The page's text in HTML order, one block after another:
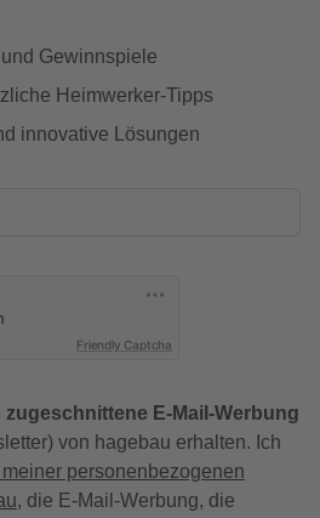
Gewinnspiele
Heimwerker-Tipps
innovative Lösungen
Friendly Captcha
zugeschnittene E-Mail-Werbung
von hagebau erhalten. Ich
personenbezogenen
, die E-Mail-Werbung, die